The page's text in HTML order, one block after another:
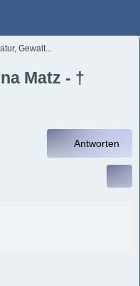
Gewalt...
Matz - †
Antworten